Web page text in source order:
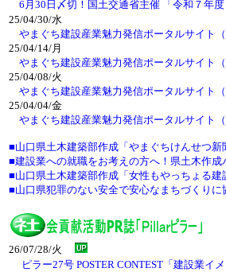
6月30日〆切！国土交通省主催 「令和７年
25/04/30/水
やまぐち建設産業魅力発信ポータルサイト
25/04/14/月
やまぐち建設産業魅力発信ポータルサイト
25/04/08/火
やまぐち建設産業魅力発信ポータルサイト
25/04/04/金
やまぐち建設産業魅力発信ポータルサイト
■山口県土木建築部作成「やまぐちけんせつ
■建設業への就職をお考えの方へ！県土木作
■山口県土木建築部作成「女性もやっちょる建
■山口県犯罪のない安全で安心なまちづくり
26/07/28/火
ピラー27号 POSTER CONTEST「建設業